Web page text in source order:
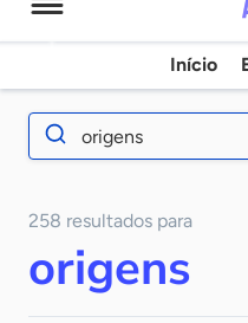
Início
Cultura
258 resultados para
origens